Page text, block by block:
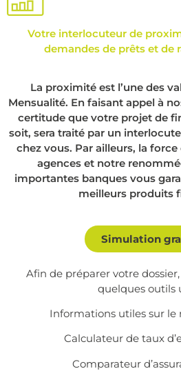
Votre interlocuteur de
demandes de prêts et de
La proximité est l’une des
Mensualité. En faisant appel à
certitude que votre projet de
soit, sera traité par un
chez vous. Par ailleurs, la force
agences et notre
importantes banques vous
meilleurs produits
Simulation
Afin de préparer votre
quelques outils
Informations utiles sur le
Calculateur de taux
Comparateur